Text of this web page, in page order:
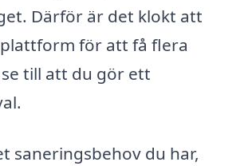
Därför är det klokt att
för att få flera
till att du gör ett
saneringsbehov du har,